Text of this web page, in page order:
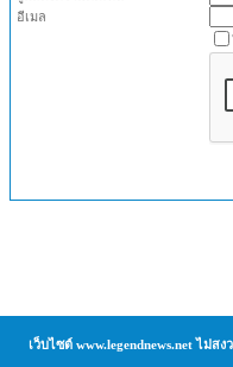
อีเมล
เว็บไซต์ www.legendnews.net ไม่